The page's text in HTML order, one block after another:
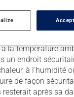
la température
un endroit
à l'humidité
de façon
après sa
Accept